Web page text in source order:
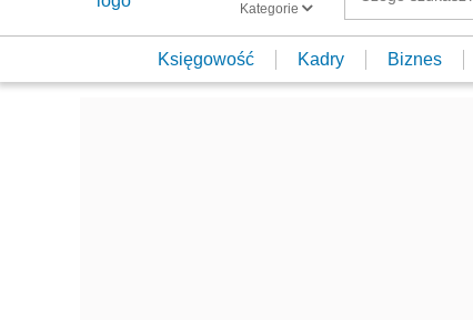
Kategorie
Księgowość Kadry Biznes